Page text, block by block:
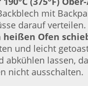
mit
darauf verteilen.
Ofen
und leicht
abkühlen lassen,
nicht ausschalten.